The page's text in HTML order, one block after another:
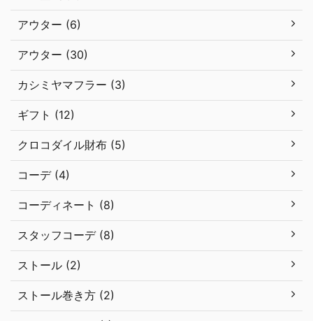
アウター (6)
アウター (30)
カシミヤマフラー (3)
ギフト (12)
クロコダイル財布 (5)
コーデ (4)
コーディネート (8)
スタッフコーデ (8)
ストール (2)
ストール巻き方 (2)